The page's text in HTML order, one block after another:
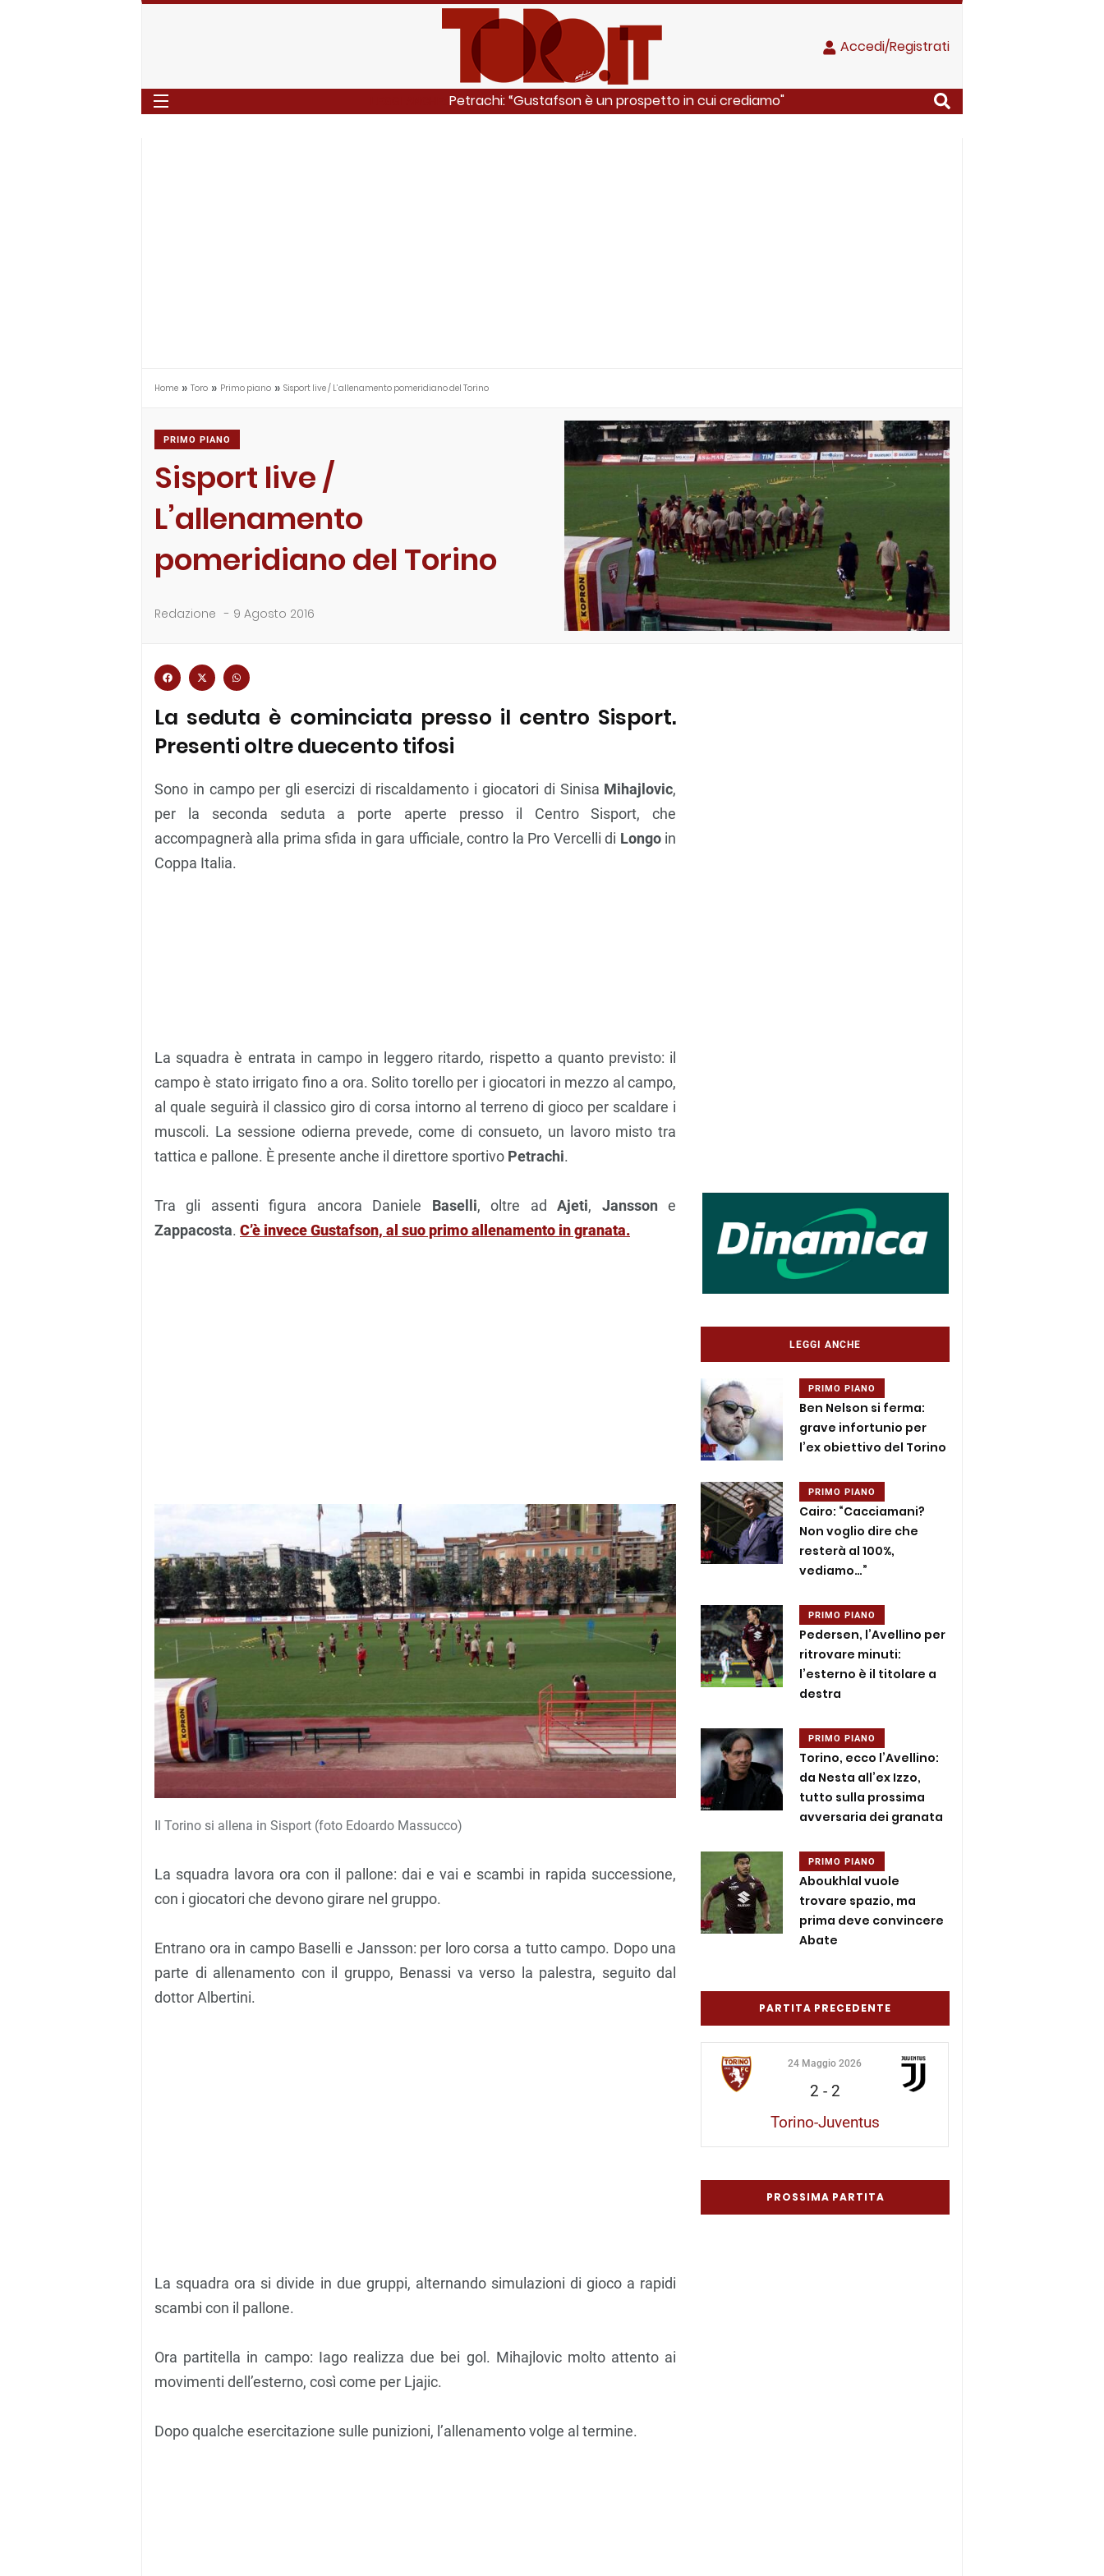
Accedi/Registrati
Petrachi: “Gustafson è un prospetto in cui crediamo"
Home » Toro » Primo piano » Sisport live / L’allenamento pomeridiano del Torino
PRIMO PIANO
Sisport live /
L’allenamento
pomeridiano del Torino
Redazione - 9 Agosto 2016
La seduta è cominciata presso il centro Sisport.
Presenti oltre duecento tifosi
Sono in campo per gli esercizi di riscaldamento i giocatori di Sinisa Mihajlovic,
per la seconda seduta a porte aperte presso il Centro Sisport, che
accompagnerà alla prima sfida in gara ufficiale, contro la Pro Vercelli di Longoin
Coppa Italia.
La squadra è entrata in campo in leggero ritardo, rispetto a quanto previsto: il
campo è stato irrigato fino a ora. Solito torello per i giocatori in mezzo al campo,
al quale seguirà il classico giro di corsa intorno al terreno di gioco per scaldare i
muscoli. La sessione odierna prevede, come di consueto, un lavoro misto tra
tattica e pallone. È presente anche il direttore sportivo Petrachi.
Tra gli assenti figura ancora Daniele Baselli, oltre adAjeti, Jansson e
Zappacosta. C’è invece Gustafson, al suo primo allenamento in granata.
Il Torino si allena in Sisport (foto Edoardo Massucco)
La squadra lavora ora con il pallone: dai e vai e scambi in rapida successione,
con i giocatori che devono girare nel gruppo.
Entrano ora in campo Baselli e Jansson: per loro corsa a tutto campo. Dopo una
parte di allenamento con il gruppo, Benassi va verso la palestra, seguito dal
dottor Albertini.
La squadra ora si divide in due gruppi, alternando simulazioni di gioco a rapidi
scambi con il pallone.
Ora partitella in campo: Iago realizza due bei gol. Mihajlovic molto attento ai
movimenti dell’esterno, così come per Ljajic.
Dopo qualche esercitazione sulle punizioni, l’allenamento volge al termine.
LEGGI ANCHE
PRIMO PIANO
Ben Nelson si ferma:
grave infortunio per
l’ex obiettivo del Torino
PRIMO PIANO
Cairo: “Cacciamani?
Non voglio dire che
resterà al 100%,
vediamo…”
PRIMO PIANO
Pedersen, l’Avellino per
ritrovare minuti:
l’esterno è il titolare a
destra
PRIMO PIANO
Torino, ecco l’Avellino:
da Nesta all’ex Izzo,
tutto sulla prossima
avversaria dei granata
PRIMO PIANO
Aboukhlal vuole
trovare spazio, ma
prima deve convincere
Abate
PARTITA PRECEDENTE
24 Maggio 2026
2 - 2
Torino-Juventus
PROSSIMA PARTITA